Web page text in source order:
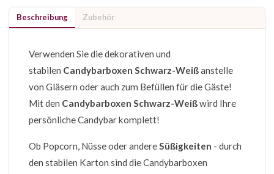
Beschreibung Zubehör
Verwenden Sie die dekorativen und
stabilen Candybarboxen Schwarz-Weißanstelle
von Gläsern oder auch zum Befüllen für die Gäste!
Mit den Candybarboxen Schwarz-Weißwird Ihre
persönliche Candybar komplett!
Ob Popcorn, Nüsse oder andere Süßigkeiten - durch
den stabilen Karton sind die Candybarboxen